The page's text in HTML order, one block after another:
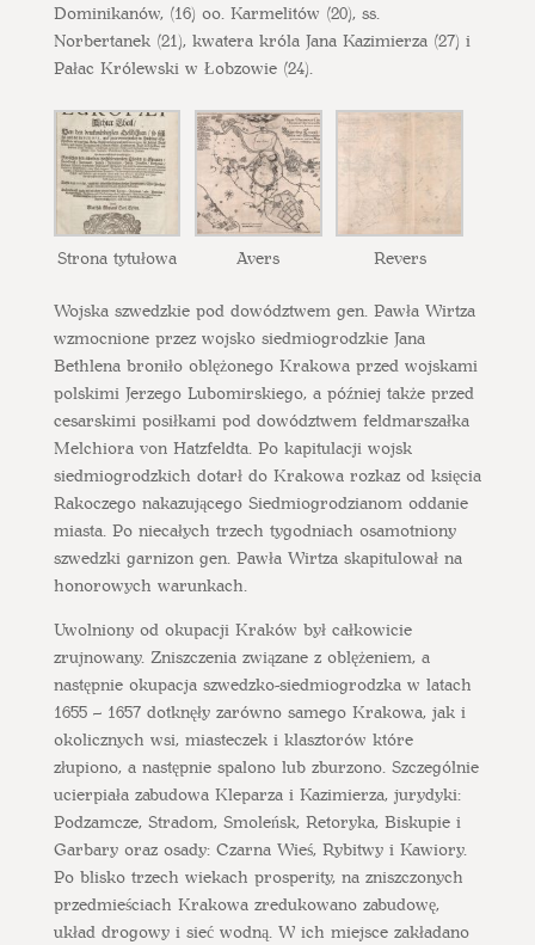
Dominikanów, (16) oo. Karmelitów (20), ss.
Norbertanek (21), kwatera króla Jana Kazimierza (27) i
Pałac Królewski w Łobzowie (24).
Strona tytułowa Avers Revers
Wojska szwedzkie pod dowództwem gen. Pawła Wirtza
wzmocnione przez wojsko siedmiogrodzkie Jana
Bethlena broniło oblężonego Krakowa przed wojskami
polskimi Jerzego Lubomirskiego, a później także przed
cesarskimi posiłkami pod dowództwem feldmarszałka
Melchiora von Hatzfeldta. Po kapitulacji wojsk
siedmiogrodzkich dotarł do Krakowa rozkaz od księcia
Rakoczego nakazującego Siedmiogrodzianom oddanie
miasta. Po niecałych trzech tygodniach osamotniony
szwedzki garnizon gen. Pawła Wirtza skapitulował na
honorowych warunkach.
Uwolniony od okupacji Kraków był całkowicie
zrujnowany. Zniszczenia związane z oblężeniem, a
następnie okupacja szwedzko-siedmiogrodzka w latach
1655 – 1657 dotknęły zarówno samego Krakowa, jak i
okolicznych wsi, miasteczek i klasztorów które
złupiono, a następnie spalono lub zburzono. Szczególnie
ucierpiała zabudowa Kleparza i Kazimierza, jurydyki:
Podzamcze, Stradom, Smoleńsk, Retoryka, Biskupie i
Garbary oraz osady: Czarna Wieś, Rybitwy i Kawiory.
Po blisko trzech wiekach prosperity, na zniszczonych
przedmieściach Krakowa zredukowano zabudowę,
układ drogowy i sieć wodną. W ich miejsce zakładano